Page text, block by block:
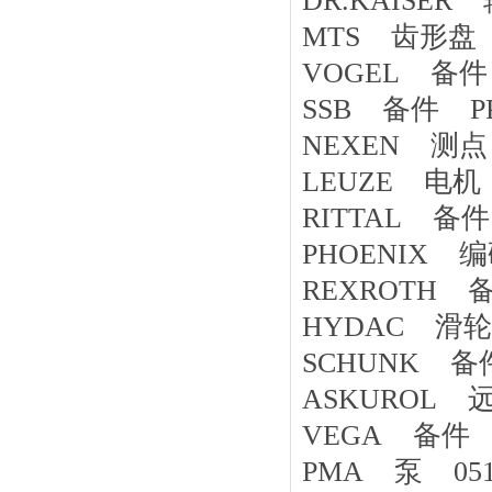
MTS 齿形盘
VOGEL 备件
SSB 备件
NEXEN 测点
LEUZE 电机
RITTAL 备件
PHOENIX 编
REXROTH 备
HYDAC 滑
SCHUNK 备
ASKUROL
VEGA 备件
PMA 泵